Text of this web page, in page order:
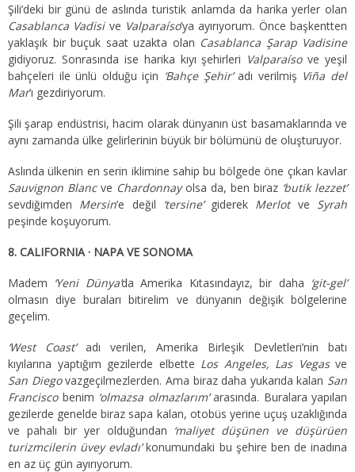
Şili’deki bir günü de aslında turistik anlamda da harika yerler olan
Casablanca Vadisive Valparaíso’ya ayırıyorum. Önce başkentten
yaklaşık bir buçuk saat uzakta olan Casablanca Şarap Vadisine
gidiyoruz. Sonrasında ise harika kıyı şehirleri Valparaísove yeşil
bahçeleri ile ünlü olduğu için ‘Bahçe Şehir’adı verilmiş Viña del
Mar’ı gezdiriyorum.
Şili şarap endüstrisi, hacim olarak dünyanın üst basamaklarında ve
aynı zamanda ülke gelirlerinin büyük bir bölümünü de oluşturuyor.
Aslında ülkenin en serin iklimine sahip bu bölgede öne çıkan kavlar
Sauvignon Blancve Chardonnayolsa da, ben biraz ‘butik lezzet’
sevdiğimden Mersin’e değil ‘tersine’giderek Merlotve Syrah
peşinde koşuyorum.
8. CALIFORNIA · NAPA VE SONOMA
Madem ‘Yeni Dünya’da Amerika Kıtasındayız, bir daha ‘git-gel’
olmasın diye buraları bitirelim ve dünyanın değişik bölgelerine
geçelim.
‘West Coast’ adı verilen, Amerika Birleşik Devletleri’nin batı
kıyılarına yaptığım gezilerde elbette Los Angeles, Las Vegasve
San Diegovazgeçilmezlerden. Ama biraz daha yukarıda kalan San
Franciscobenim ‘olmazsa olmazlarım’arasında. Buralara yapılan
gezilerde genelde biraz sapa kalan, otobüs yerine uçuş uzaklığında
ve pahalı bir yer olduğundan ‘maliyet düşünen ve düşürüen
turizmcilerin üvey evladı’konumundaki bu şehire ben de inadına
en az üç gün ayırıyorum.